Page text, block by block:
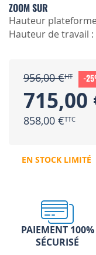
ZOOM SUR
Hauteur
Hauteur de travail :
956,00 € -
715,00
858,00 €
EN STOCK LIMITÉ
PAIEMENT 100%
SÉCURISÉ